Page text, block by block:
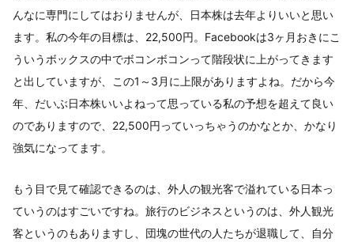
んなに専門にしてはおりませんが、日本株は去年よりいいと思い
ます。私の今年の目標は、22,500円。Facebookは3ヶ月おきにこ
ういうボックスの中でボコンボコンって階段状に上がってきます
と出していますが、この1～3月に上限がありますよね。だから今
年、だいぶ日本株いいよねって思っている私の予想を超えて良い
のでありますので、22,500円っていっちゃうのかなとか、かなり
強気になってます。
もう目で見て確認できるのは、外人の観光客で溢れている日本っ
ていうのはすごいですね。旅行のビジネスというのは、外人観光
客というのもありますし、団塊の世代の人たちが退職して、自分